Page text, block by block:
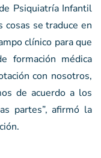
Psiquiatría Infantil
se traduce en
clínico para que
formación médica
con nosotros,
de acuerdo a los
partes”, afirmó la